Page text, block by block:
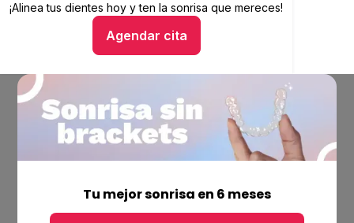
¡Alinea tus dientes hoy yten la sonrisa que mereces!
Agendar cita
Alinea tus dientes hoy y ten la sonrisa que mereces
Hablar con un asesor
Tu mejor sonrisa en 6 meses
Ubicaciones
Bolsa de trabajo